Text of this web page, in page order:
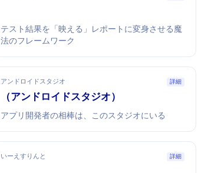
テスト結果を「映える」レポートに変身させる魔
法のフレームワーク
アンドロイドスタジオ 詳細
Android Studio（アンドロイドスタジオ）
Androidアプリ開発者の相棒は、このスタジオにいる
いーえすりんと 詳細